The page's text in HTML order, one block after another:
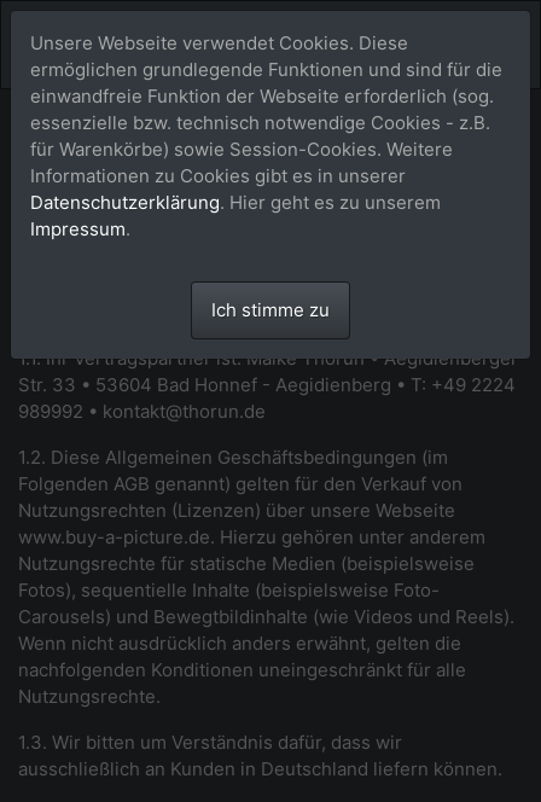
Allgemeine
Geschäftsbedingungen
1. Allgemeines
1.1. Ihr Vertragspartner ist: Maike Thorun • Aegidienberger
Str. 33 • 53604 Bad Honnef - Aegidienberg • T: +49 2224
989992 • kontakt@thorun.de
1.2. Diese Allgemeinen Geschäftsbedingungen (im
Folgenden AGB genannt) gelten für den Verkauf von
Nutzungsrechten (Lizenzen) über unsere Webseite
www.buy-a-picture.de. Hierzu gehören unter anderem
Nutzungsrechte für statische Medien (beispielsweise
Fotos), sequentielle Inhalte (beispielsweise Foto-
Carousels) und Bewegtbildinhalte (wie Videos und Reels).
Wenn nicht ausdrücklich anders erwähnt, gelten die
nachfolgenden Konditionen uneingeschränkt für alle
Nutzungsrechte.
1.3. Wir bitten um Verständnis dafür, dass wir
ausschließlich an Kunden in Deutschland liefern können.
Unsere Webseite verwendet Cookies. Diese
ermöglichen grundlegende Funktionen und sind für die
einwandfreie Funktion der Webseite erforderlich (sog.
essenzielle bzw. technisch notwendige Cookies - z.B.
für Warenkörbe) sowie Session-Cookies. Weitere
Informationen zu Cookies gibt es in unserer
Datenschutzerklärung. Hier geht es zu unserem
Impressum.
Ich stimme zu